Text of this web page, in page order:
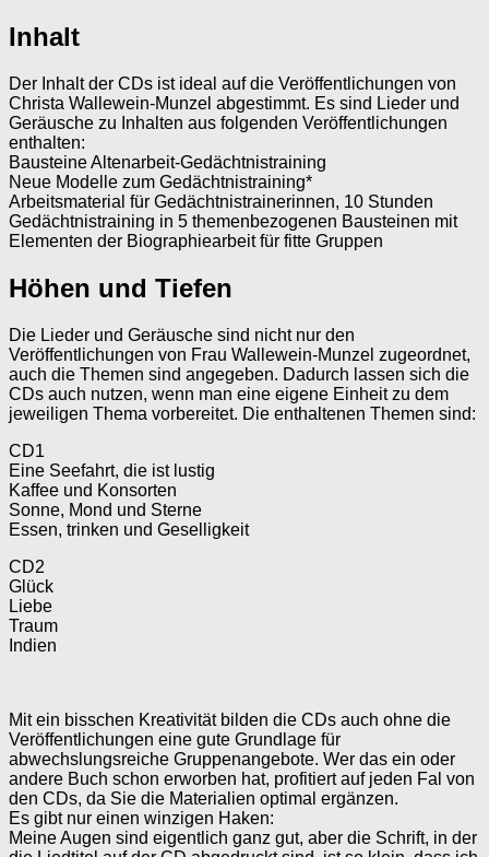
Inhalt
Der Inhalt der CDs ist ideal auf die Veröffentlichungen von
Christa Wallewein-Munzel abgestimmt. Es sind Lieder und
Geräusche zu Inhalten aus folgenden Veröffentlichungen
enthalten:
Bausteine Altenarbeit-Gedächtnistraining
Neue Modelle zum Gedächtnistraining*
Arbeitsmaterial für Gedächtnistrainerinnen, 10 Stunden
Gedächtnistraining in 5 themenbezogenen Bausteinen mit
Elementen der Biographiearbeit für fitte Gruppen
Höhen und Tiefen
Die Lieder und Geräusche sind nicht nur den
Veröffentlichungen von Frau Wallewein-Munzel zugeordnet,
auch die Themen sind angegeben. Dadurch lassen sich die
CDs auch nutzen, wenn man eine eigene Einheit zu dem
jeweiligen Thema vorbereitet. Die enthaltenen Themen sind:
CD1
Eine Seefahrt, die ist lustig
Kaffee und Konsorten
Sonne, Mond und Sterne
Essen, trinken und Geselligkeit
CD2
Glück
Liebe
Traum
Indien
Mit ein bisschen Kreativität bilden die CDs auch ohne die
Veröffentlichungen eine gute Grundlage für
abwechslungsreiche Gruppenangebote. Wer das ein oder
andere Buch schon erworben hat, profitiert auf jeden Fal von
den CDs, da Sie die Materialien optimal ergänzen.
Es gibt nur einen winzigen Haken:
Meine Augen sind eigentlich ganz gut, aber die Schrift, in der